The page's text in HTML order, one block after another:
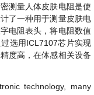
测量人体皮肤电阻是使
了一种用于测量皮肤电
电阻表头，将电阻数值
选用ICL7107芯片实现
度高，在体感相关设备
technology, many